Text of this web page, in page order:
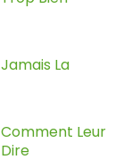
Jamais La
Comment Leur
Dire